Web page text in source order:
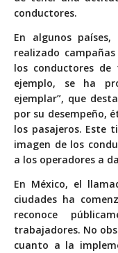
conductores.
En algunos
realizado
los conductores
ejemplo, se ha
ejemplar”, que
por su desempeño,
los pasajeros. Este
imagen de los
a los operadores a
En México, el
ciudades ha
reconoce
trabajadores. No
cuanto a la